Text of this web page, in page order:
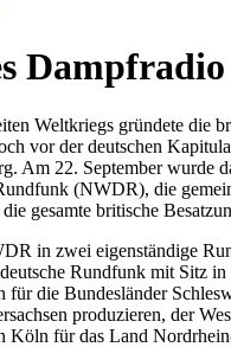
Dampfradio
Weltkriegs gründete die
vor der deutschen
Am 22. September wurde
(NWDR), die
gesamte britische
in zwei eigenständige
Rundfunk mit Sitz
für die Bundesländer
produzieren, der
Köln für das Land